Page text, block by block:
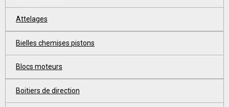
Attelages
Bielles chemises pistons
Blocs moteurs
Boitiers de direction